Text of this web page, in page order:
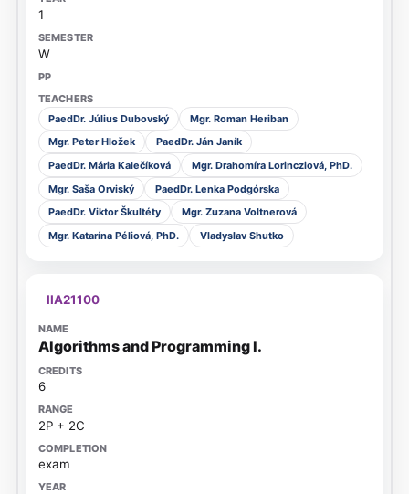
1
W
PaedDr. Július Dubovský
Mgr. Roman Heriban
Mgr. Peter Hložek
PaedDr. Ján Janík
PaedDr. Mária Kalečíková
Mgr. Drahomíra Lorincziová, PhD.
Mgr. Saša Orviský
PaedDr. Lenka Podgórska
PaedDr. Viktor Škultéty
Mgr. Zuzana Voltnerová
Mgr. Katarína Péliová, PhD.
Vladyslav Shutko
IIA21100
Algorithms and Programming I.
6
2P + 2C
exam